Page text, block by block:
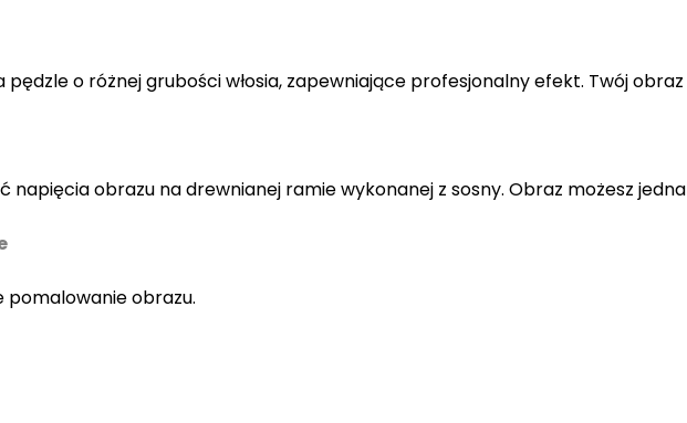
o różnej grubości włosia, zapewniające profesjonalny efekt. Twój
napięcia obrazu na drewnianej ramie wykonanej z sosny. Obraz możesz
pomalowanie obrazu.